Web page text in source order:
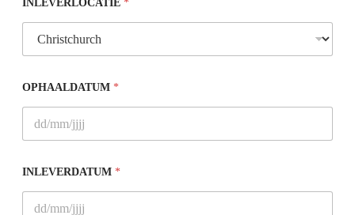
INLEVERLOCATIE *
OPHAALDATUM *
INLEVERDATUM *